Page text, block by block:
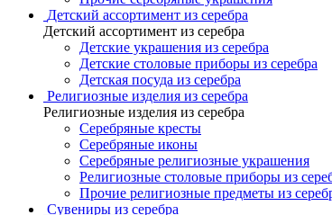
Детский ассортимент из серебра
Детский ассортимент из серебра
Детские украшения из серебра
Детские столовые приборы из серебра
Детская посуда из серебра
Религиозные изделия из серебра
Религиозные изделия из серебра
Серебряные кресты
Серебряные иконы
Серебряные религиозные украшения
Религиозные столовые приборы из
Прочие религиозные предметы из
Сувениры из серебра